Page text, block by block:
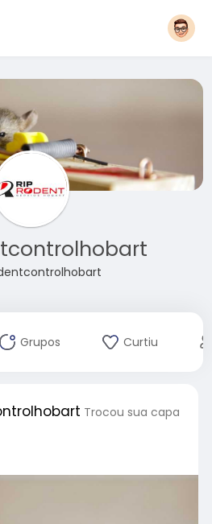
Grupos Curtiu
Trocou sua capa